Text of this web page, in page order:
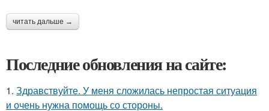
читать дальше →
Последние обновления на сайте:
1. Здравствуйте. У меня сложилась непростая ситуация
и очень нужна помощь со стороны.